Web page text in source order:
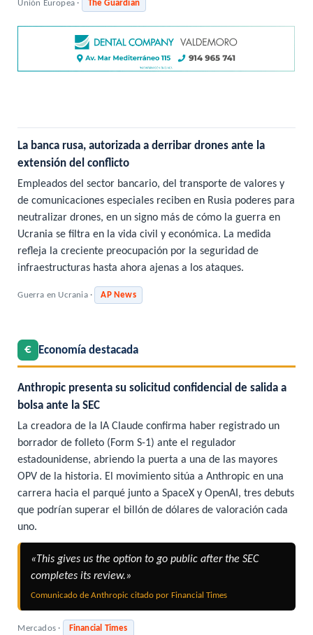
Unión Europea · The Guardian
La banca rusa, autorizada a derribar drones ante la
extensión del conflicto
Empleados del sector bancario, del transporte de valores y
de comunicaciones especiales reciben en Rusia poderes para
neutralizar drones, en un signo más de cómo la guerra en
Ucrania se filtra en la vida civil y económica. La medida
refleja la creciente preocupación por la seguridad de
infraestructuras hasta ahora ajenas a los ataques.
Guerra en Ucrania · AP News
€ Economía destacada
Anthropic presenta su solicitud confidencial de salida a
bolsa ante la SEC
La creadora de la IA Claude confirma haber registrado un
borrador de folleto (Form S-1) ante el regulador
estadounidense, abriendo la puerta a una de las mayores
OPV de la historia. El movimiento sitúa a Anthropic en una
carrera hacia el parqué junto a SpaceX y OpenAI, tres debuts
que podrían superar el billón de dólares de valoración cada
uno.
«This gives us the option to go public after the SEC
completes its review.»
Comunicado de Anthropic citado por Financial Times
Mercados · Financial Times